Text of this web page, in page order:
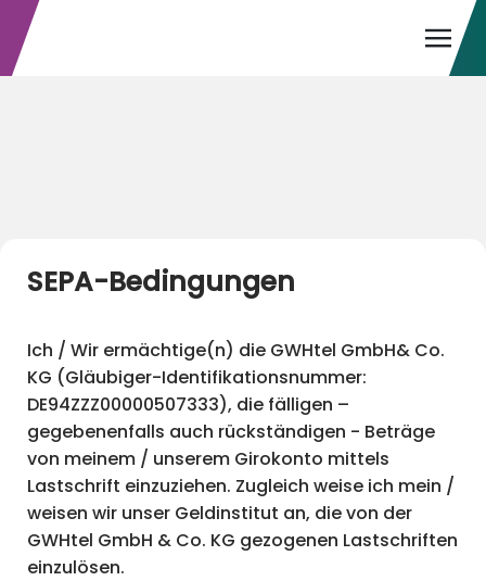
SEPA-Bedingungen
Ich / Wir ermächtige(n) die GWHtel GmbH& Co.
KG (Gläubiger-Identifikationsnummer:
DE94ZZZ00000507333), die fälligen –
gegebenenfalls auch rückständigen - Beträge
von meinem / unserem Girokonto mittels
Lastschrift einzuziehen. Zugleich weise ich mein /
weisen wir unser Geldinstitut an, die von der
GWHtel GmbH & Co. KG gezogenen Lastschriften
einzulösen.